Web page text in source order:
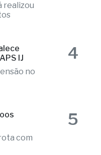
realizou
IJ
no
4
com
5